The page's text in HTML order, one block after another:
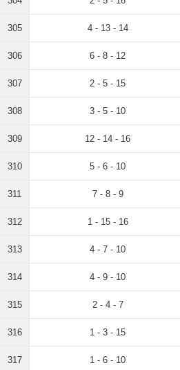
305 4 - 13 - 14
306 6 - 8 - 12
307 2 - 5 - 15
308 3 - 5 - 10
309 12 - 14 - 16
310 5 - 6 - 10
311 7 - 8 - 9
312 1 - 15 - 16
313 4 - 7 - 10
314 4 - 9 - 10
315 2 - 4 - 7
316 1 - 3 - 15
317 1 - 6 - 10